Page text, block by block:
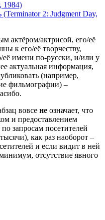
1984)
2: Judgment Day,
актёром/актрисой, его/её
к его/её творчеству,
имени по-русски, и/или у
актуальная информация,
(например,
фильмографии) –
вовсе не означает, что
и предоставлением
запросам посетителей
как раз наоборот –
и если видит в ней
отсутствие явного